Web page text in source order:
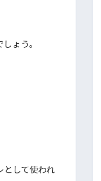
ょう。
として使われ